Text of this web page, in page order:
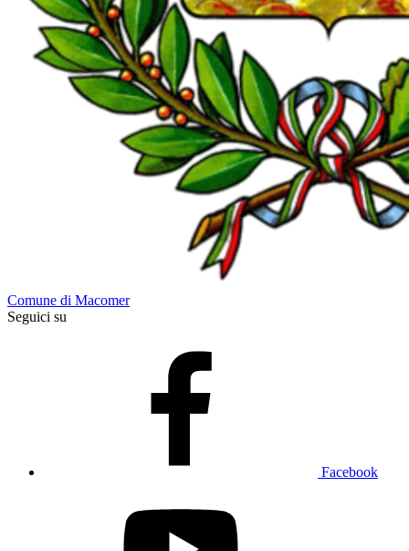
Comune di Macomer
Seguici su
Facebook